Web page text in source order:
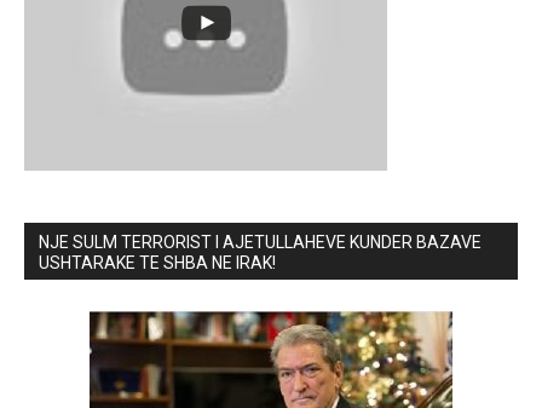
NJE SULM TERRORIST I AJETULLAHEVE KUNDER BAZAVE
USHTARAKE TE SHBA NE IRAK!